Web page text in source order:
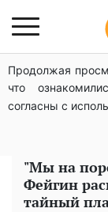
Продолжая
что
согласны с
Елена Тополя
фронтмен
Полностью
"Мы на
Фейгин
тайный